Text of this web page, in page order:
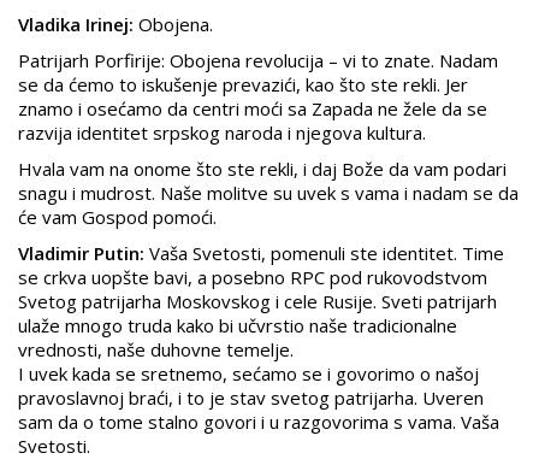
Vladika Irinej: Obojena.
Patrijarh Porfirije: Obojena revolucija – vi to znate. Nadam
se da ćemo to iskušenje prevazići, kao što ste rekli. Jer
znamo i osećamo da centri moći sa Zapada ne žele da se
razvija identitet srpskog naroda i njegova kultura.
Hvala vam na onome što ste rekli, i daj Bože da vam podari
snagu i mudrost. Naše molitve su uvek s vama i nadam se da
će vam Gospod pomoći.
Vladimir Putin: Vaša Svetosti, pomenuli ste identitet. Time
se crkva uopšte bavi, a posebno RPC pod rukovodstvom
Svetog patrijarha Moskovskog i cele Rusije. Sveti patrijarh
ulaže mnogo truda kako bi učvrstio naše tradicionalne
vrednosti, naše duhovne temelje.
I uvek kada se sretnemo, sećamo se i govorimo o našoj
pravoslavnoj braći, i to je stav svetog patrijarha. Uveren
sam da o tome stalno govori i u razgovorima s vama. Vaša
Svetosti.